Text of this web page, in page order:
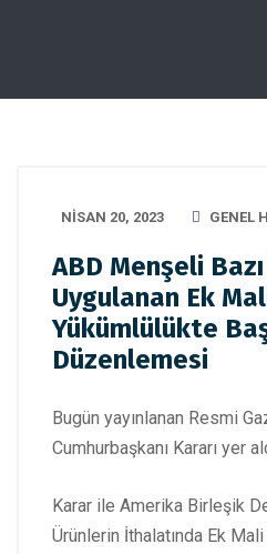
NISAN 20, 2023 GENEL
ABD Menşeli
Uygulanan Ek
Yükümlülükte
Düzenlemesi
Bugün yayınlanan Resmi
Cumhurbaşkanı Kararı yer
Karar ile Amerika Birleşik
Ürünlerin İthalatında Ek